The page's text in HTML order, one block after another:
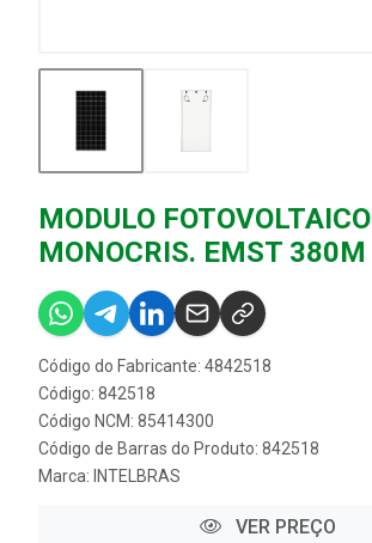
MODULO FOTOVOLTAICO
MONOCRIS. EMST 380M
Código do Fabricante: 4842518
Código: 842518
Código NCM: 85414300
Código de Barras do Produto: 842518
Marca: INTELBRAS
VER PREÇO